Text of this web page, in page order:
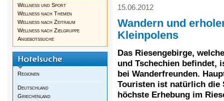
Wellness und Sport
Wellness nach Themen
Wellness nach Zeitraum
Wellness nach Zielgruppe
Angebotssuche
Regionen
Deutschland
Griechenland
15.06.2012
Wandern und
Kleinpolens
Das Riesengebirge,
und Tschechien befindet,
bei Wanderfreunden.
Touristen ist natürlich die
höchste Erhebung im